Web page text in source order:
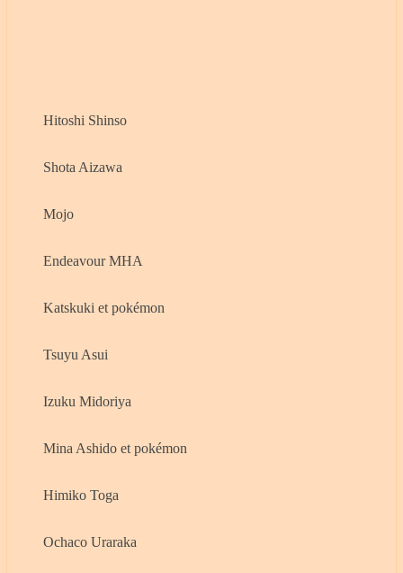
Hitoshi Shinso
Shota Aizawa
Mojo
Endeavour MHA
Katskuki et pokémon
Tsuyu Asui
Izuku Midoriya
Mina Ashido et pokémon
Himiko Toga
Ochaco Uraraka